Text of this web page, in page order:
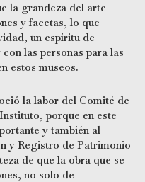
la grandeza del arte
y facetas, lo que
un espíritu de
las personas para las
estos museos.
la labor del Comité de
porque en este
y también al
y Registro de Patrimonio
de que la obra que se
no solo de